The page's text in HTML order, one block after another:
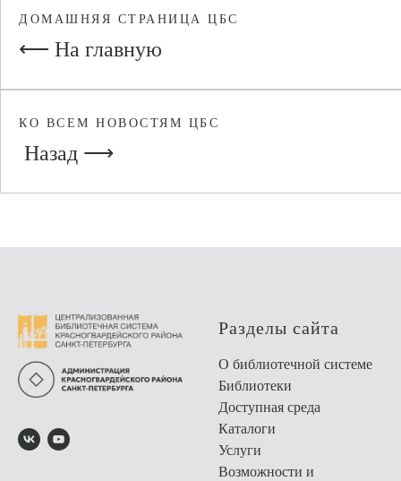
ДОМАШНЯЯ СТРАНИЦА ЦБС
⟵ На главную
КО ВСЕМ НОВОСТЯМ ЦБС
Назад ⟶
Разделы сайта
О библиотечной системе
Библиотеки
Доступная среда
Каталоги
Услуги
Возможности и